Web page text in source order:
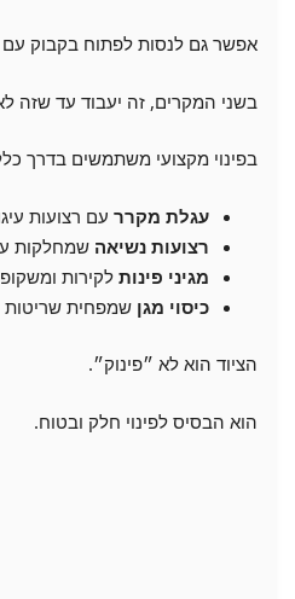
אפשר גם לנסות לפתוח בקבוק עם
בשני המקרים, זה יעבוד עד שזה
בפינוי מקצועי משתמשים בדרך
עגלת מקרר עם רצועות
רצועות נשיאה שמחלקות
מגיני פינות לקירות
כיסוי מגן שמפחית שריטות
הציוד הוא לא ״פינוק״.
הוא הבסיס לפינוי חלק ובטוח.